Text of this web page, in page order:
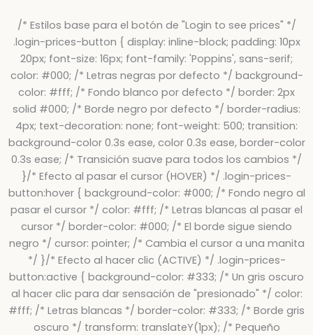
/* Estilos base para el botón de "Login to see prices" */
.login-prices-button { display: inline-block; padding: 10px
20px; font-size: 16px; font-family: 'Poppins', sans-serif;
color: #000; /* Letras negras por defecto */ background-
color: #fff; /* Fondo blanco por defecto */ border: 2px
solid #000; /* Borde negro por defecto */ border-radius:
4px; text-decoration: none; font-weight: 500; transition:
background-color 0.3s ease, color 0.3s ease, border-color
0.3s ease; /* Transición suave para todos los cambios */
}/* Efecto al pasar el cursor (HOVER) */ .login-prices-
button:hover { background-color: #000; /* Fondo negro al
pasar el cursor */ color: #fff; /* Letras blancas al pasar el
cursor */ border-color: #000; /* El borde sigue siendo
negro */ cursor: pointer; /* Cambia el cursor a una manita
*/ }/* Efecto al hacer clic (ACTIVE) */ .login-prices-
button:active { background-color: #333; /* Un gris oscuro
al hacer clic para dar sensación de "presionado" */ color:
#fff; /* Letras blancas */ border-color: #333; /* Borde gris
oscuro */ transform: translateY(1px); /* Pequeño